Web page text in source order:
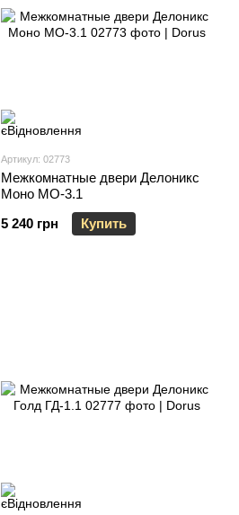
Артикул: 02773
Межкомнатные двери Делоникс
Моно МО-3.1
5 240 грн
Купить